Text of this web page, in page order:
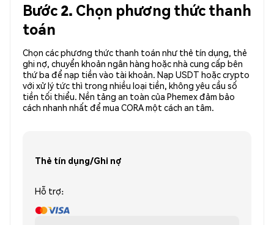
Bước 2. Chọn phương thức thanh
toán
Chọn các phương thức thanh toán như thẻ tín dụng, thẻ
ghi nợ, chuyển khoản ngân hàng hoặc nhà cung cấp bên
thứ ba để nạp tiền vào tài khoản. Nạp USDT hoặc crypto
với xử lý tức thì trong nhiều loại tiền, không yêu cầu số
tiền tối thiểu. Nền tảng an toàn của Phemex đảm bảo
cách nhanh nhất để mua CORA một cách an tâm.
Thẻ tín dụng/Ghi nợ
Hỗ trợ: